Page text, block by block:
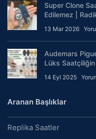
Super Clone
Edilemez |
13 Mar 2026
Audemars
Lüks
14 Eyl 2025
Aranan Başlıklar
Replika Saatler